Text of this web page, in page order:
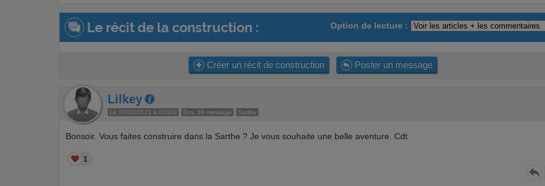
Option de lecture :
Le récit de la construction :
Créer un récit de construction Poster un message
Lilkey
Le 27/02/2021 à 01h03 Env. 50 message Sarthe
Bonsoir. Vous faites construire dans la Sarthe ? Je vous souhaite une belle aventure. Cdt
1